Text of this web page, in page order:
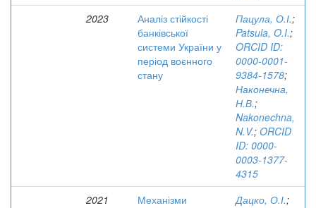
2023
Аналіз стійкості
банківської
системи України у
період воєнного
стану
Пацула, О.І.;
Patsula, O.I.;
ORCID ID:
0000-0001-
9384-1578;
Наконечна,
Н.В.;
Nakonechna,
N.V.; ORCID
ID: 0000-
0003-1377-
4315
2021
Механізми
Дацко, О.І.;